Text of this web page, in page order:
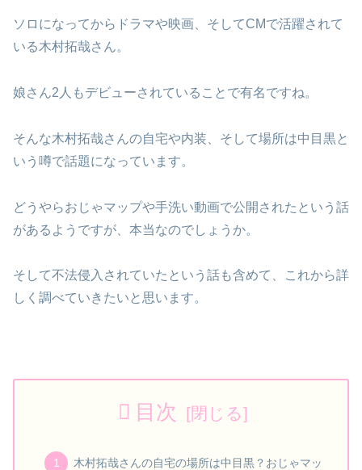
ソロになってからドラマや映画、そしてCMで活躍されて
いる木村拓哉さん。
娘さん2人もデビューされていることで有名ですね。
そんな木村拓哉さんの自宅や内装、そして場所は中目黒と
いう噂で話題になっています。
どうやらおじゃマップや手洗い動画で公開されたという話
があるようですが、本当なのでしょうか。
そして不法侵入されていたという話も含めて、これから詳
しく調べていきたいと思います。
目次
木村拓哉さんの自宅の場所は中目黒？おじゃマッ